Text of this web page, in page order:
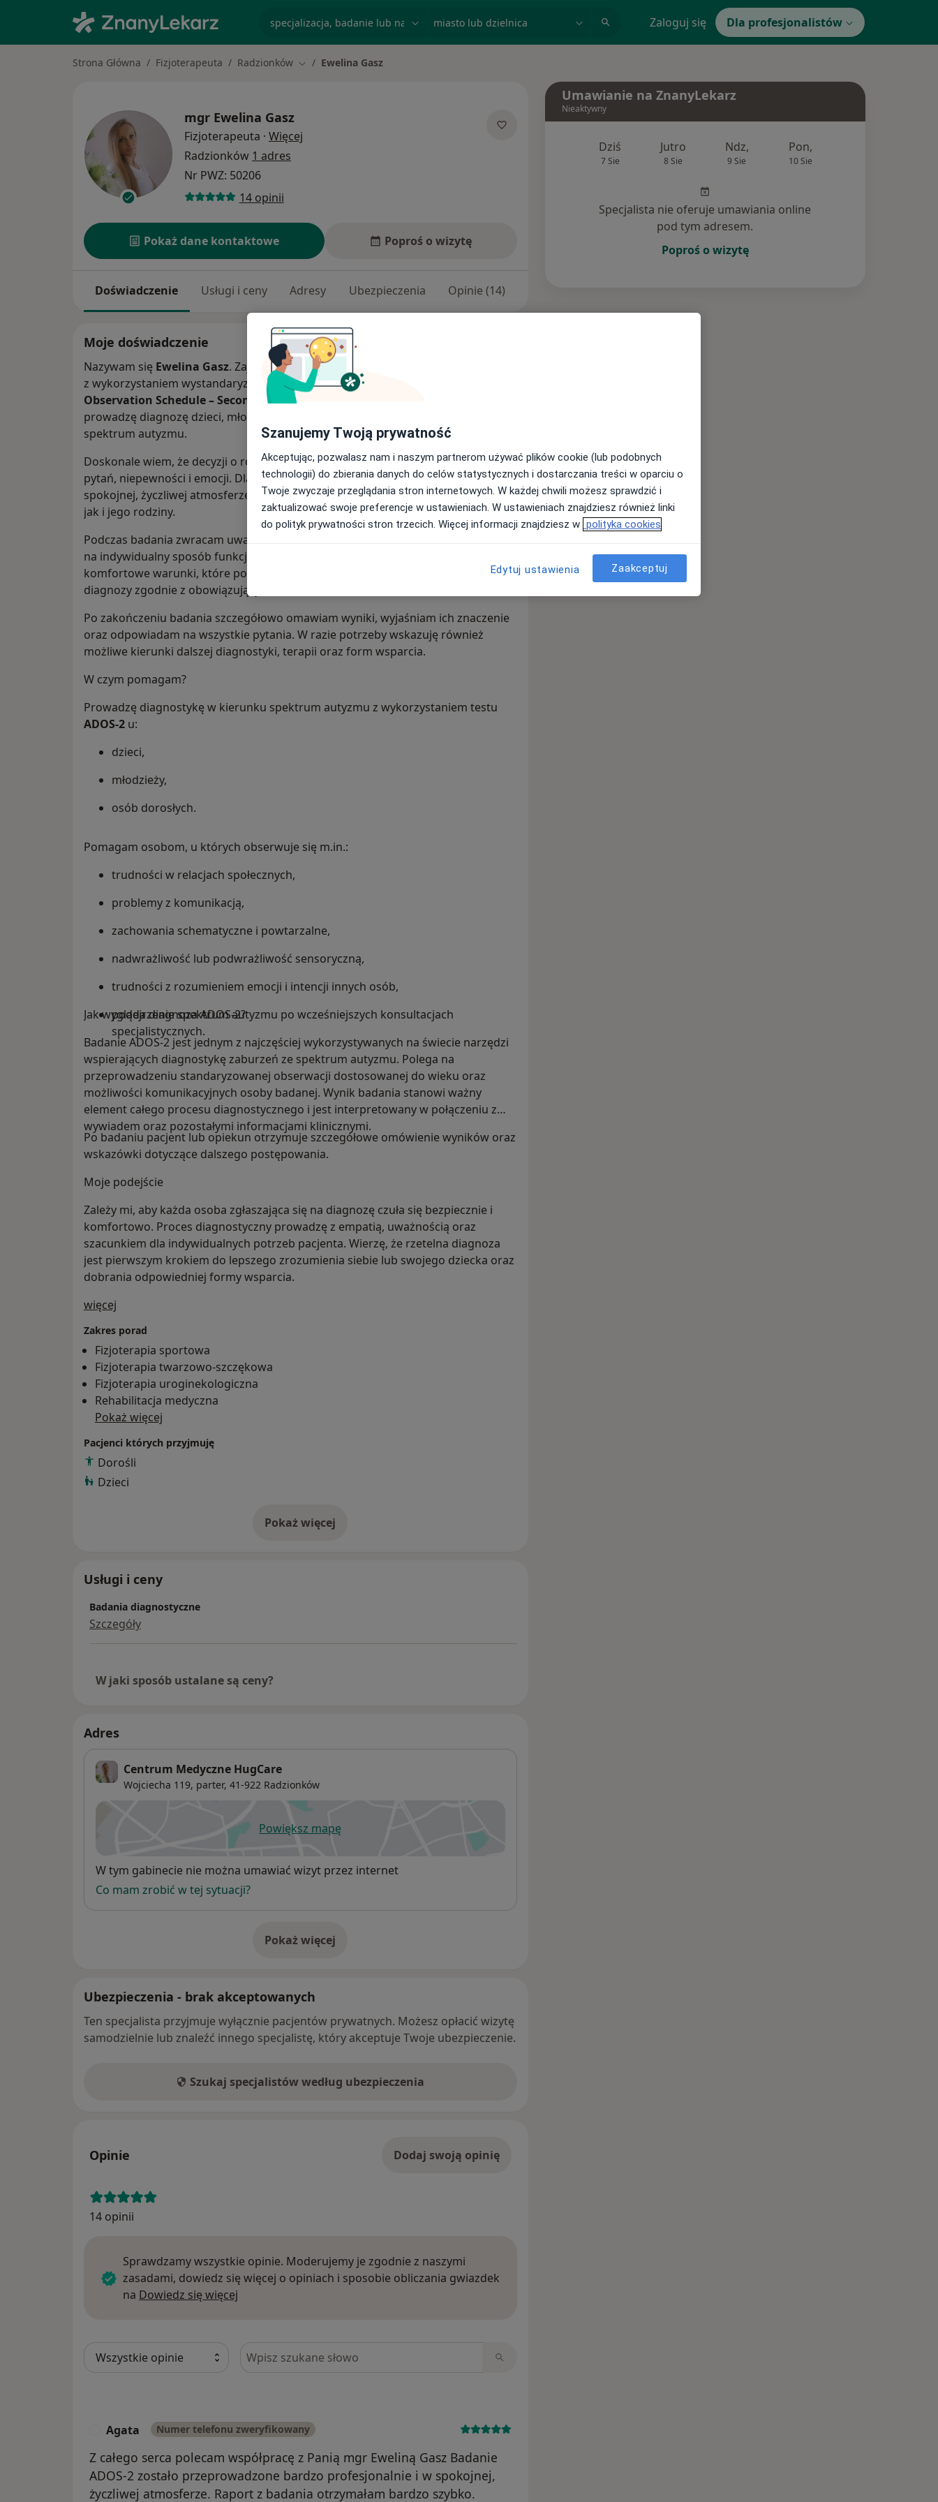
Zaloguj się Dla profesjonalistów
Strona Główna Fizjoterapeuta Radzionków Zmień miasto
Ewelina Gasz
mgr Ewelina Gasz
Fizjoterapeuta · Więcej
Radzionków 1 adres
Nr PWZ: 50206
14 opinii
Pokaż dane kontaktowe Poproś o wizytę
Doświadczenie Usługi i ceny Adresy Ubezpieczenia Opinie (14)
Moje doświadczenie
Nazywam się Ewelina Gasz. Zajmuję się diagnozą zaburzeń ze spektrum autyzmu
z wykorzystaniem wystandaryzowanego narzędziaADOS-2 (Autism Diagnostic
Observation Schedule – Second Edition)
prowadzę diagnozę dzieci, młodzieży oraz osób dorosłych z podejrzeniem
spektrum autyzmu.
Doskonale wiem, że decyzji o rozpoczęciu diagnozy często towarzyszy wiele
pytań, niepewności i emocji. Dlatego zależy mi, aby cały proces przebiegał w
spokojnej, życzliwej atmosferze oraz był w pełni zrozumiały zarówno dla pacjenta,
jak i jego rodziny.
Podczas badania zwracam uwagę nie tylko na wynik testu, ale przede wszystkim
na indywidualny sposób funkcjonowania każdej osoby. Staram się stworzyć
komfortowe warunki, które pozwalają na rzetelną obserwację i przeprowadzenie
diagnozy zgodnie z obowiązującymi standardami.
Po zakończeniu badania szczegółowo omawiam wyniki, wyjaśniam ich znaczenie
oraz odpowiadam na wszystkie pytania. W razie potrzeby wskazuję również
możliwe kierunki dalszej diagnostyki, terapii oraz form wsparcia.
W czym pomagam?
Prowadzę diagnostykę w kierunku spektrum autyzmu z wykorzystaniem testu
ADOS-2 u:
dzieci,
młodzieży,
osób dorosłych.
Pomagam osobom, u których obserwuje się m.in.:
trudności w relacjach społecznych,
problemy z komunikacją,
zachowania schematyczne i powtarzalne,
nadwrażliwość lub podwrażliwość sensoryczną,
trudności z rozumieniem emocji i intencji innych osób,
podejrzenie spektrum autyzmu po wcześniejszych konsultacjach
specjalistycznych.
Jak wygląda diagnoza ADOS-2?
Badanie ADOS-2 jest jednym z najczęściej wykorzystywanych na świecie narzędzi
wspierających diagnostykę zaburzeń ze spektrum autyzmu. Polega na
przeprowadzeniu standaryzowanej obserwacji dostosowanej do wieku oraz
możliwości komunikacyjnych osoby badanej. Wynik badania stanowi ważny
element całego procesu diagnostycznego i jest interpretowany w połączeniu z
wywiadem oraz pozostałymi informacjami klinicznymi.
Po badaniu pacjent lub opiekun otrzymuje szczegółowe omówienie wyników oraz
wskazówki dotyczące dalszego postępowania.
Moje podejście
Zależy mi, aby każda osoba zgłaszająca się na diagnozę czuła się bezpiecznie i
komfortowo. Proces diagnostyczny prowadzę z empatią, uważnością oraz
szacunkiem dla indywidualnych potrzeb pacjenta. Wierzę, że rzetelna diagnoza
jest pierwszym krokiem do lepszego zrozumienia siebie lub swojego dziecka oraz
dobrania odpowiedniej formy wsparcia.
więcej
Zakres porad
Fizjoterapia sportowa
Fizjoterapia twarzowo-szczękowa
Fizjoterapia uroginekologiczna
Rehabilitacja medyczna
Pokaż więcej
Pacjenci których przyjmuję
Dorośli
Dzieci
Pokaż więcejo doświadczeniu
Usługi i ceny
Badania diagnostyczne
Szczegóły
W jaki sposób ustalane są ceny?
Adres
Centrum Medyczne HugCare
Wojciecha 119, parter, 41-922 Radzionków
Powiększ mapęotwiera się w nowej karcie
Dostępność
W tym gabinecie nie można umawiać wizyt przez internet
Co mam zrobić w tej sytuacji?
Pokaż więcej
o adresie
Ubezpieczenia - brak akceptowanych
Ten specjalista przyjmuje wyłącznie pacjentów prywatnych. Możesz opłacić wizytę
samodzielnie lub znaleźć innego specjalistę, który akceptuje Twoje ubezpieczenie.
Szukaj specjalistów według ubezpieczenia
Opinie Dodaj swoją opinię
14 opinii
Sprawdzamy wszystkie opinie. Moderujemy je zgodnie z naszymi
zasadami, dowiedz się więcej o opiniach i sposobie obliczania gwiazdek
na Dowiedz się więcej
Szukaj w opiniach
Agata Numer telefonu zweryfikowany
Z całego serca polecam współpracę z Panią mgr Eweliną Gasz Badanie
ADOS-2 zostało przeprowadzone bardzo profesjonalnie i w spokojnej,
życzliwej atmosferze. Raport z badania otrzymałam bardzo szybko.
Umawianie na ZnanyLekarz
Nieaktywny
Dziś
7 Sie
Jutro
8 Sie
Ndz,
9 Sie
Pon,
10 Sie
Specjalista nie oferuje umawiania online
pod tym adresem.
Poproś o wizytę
Szanujemy Twoją prywatność
Akceptując, pozwalasz nam i naszym partnerom używać plików cookie (lub podobnych
technologii) do zbierania danych do celów statystycznych i dostarczania treści w oparciu o
Twoje zwyczaje przeglądania stron internetowych. W każdej chwili możesz sprawdzić i
zaktualizować swoje preferencje w ustawieniach. W ustawieniach znajdziesz również linki
do polityk prywatności stron trzecich. Więcej informacji znajdziesz w polityka cookies
Edytuj ustawienia Zaakceptuj